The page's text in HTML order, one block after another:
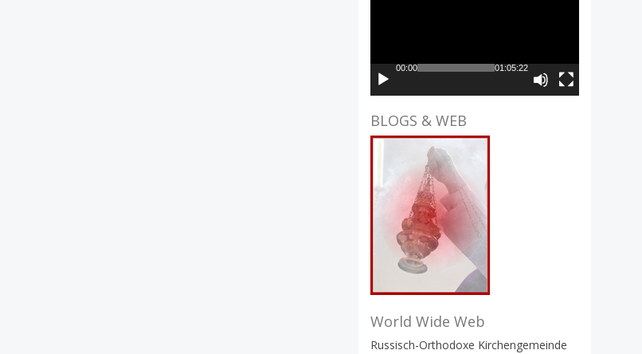
00:00 01:05:22
BLOGS & WEB
World Wide Web
Russisch-Orthodoxe Kirchengemeinde